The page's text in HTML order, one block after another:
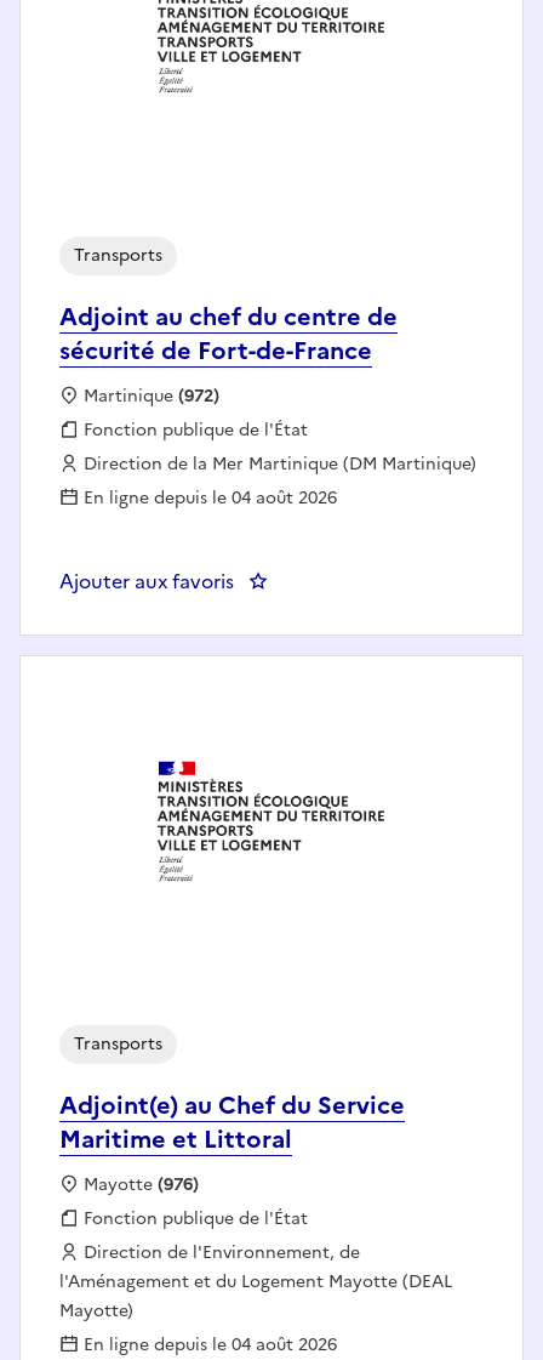
Adjoint au chef du centre de
sécurité de Fort-de-France
Transports
Localisation :
Martinique(972)
Fonction publique :
Fonction publique de l'État
Employeur :
Direction de la Mer Martinique (DM Martinique)
En ligne depuis le 04 août 2026
Ajouter aux favoris : Adjoint au chef du centre de
Adjoint(e) au Chef du Service
Maritime et Littoral
Transports
Localisation :
Mayotte(976)
Fonction publique :
Fonction publique de l'État
Employeur :
Direction de l'Environnement, de
l'Aménagement et du Logement Mayotte (DEAL
Mayotte)
En ligne depuis le 04 août 2026